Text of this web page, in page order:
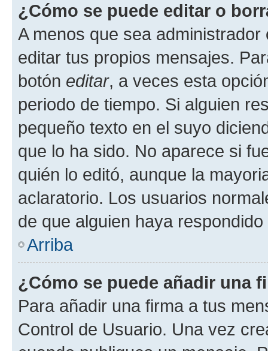
¿Cómo se puede editar o
A menos que sea
editar tus propios mensajes.
botón editar, a veces esta
periodo de tiempo. Si alguien
pequeño texto en el suyo
que lo ha sido. No aparece si
quién lo editó, aunque la
aclaratorio. Los usuarios
de que alguien haya
Arriba
¿Cómo se puede añadir una
Para añadir una firma a tus
Control de Usuario. Una vez